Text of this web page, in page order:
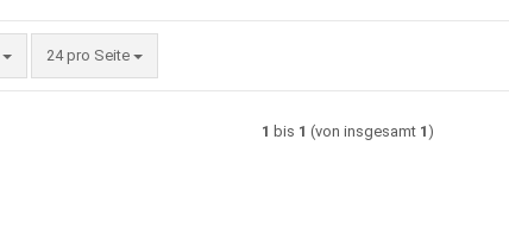
24 pro Seite
pro Seite
1 bis 1 (von insgesamt 1)